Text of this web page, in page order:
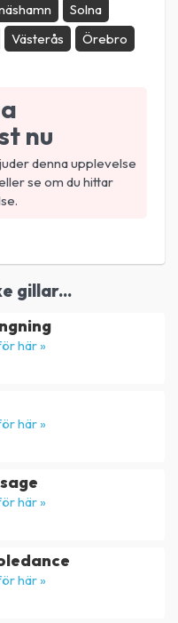
Solna
Västerås Örebro
nu
denna upplevelse
se om du hittar
gillar...
här »
här »
här »
här »